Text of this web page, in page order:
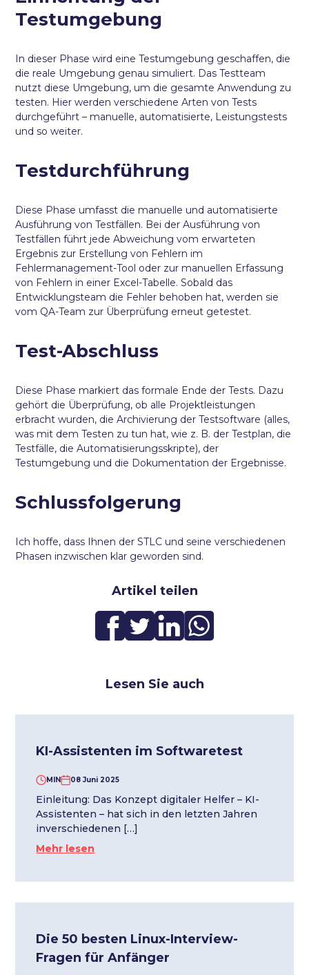
Artikel teilen
Testumgebung
In dieser Phase wird eine Testumgebung geschaffen, die
die reale Umgebung genau simuliert. Das Testteam
nutzt diese Umgebung, um die gesamte Anwendung zu
testen. Hier werden verschiedene Arten von Tests
durchgeführt – manuelle, automatisierte, Leistungstests
und so weiter.
Testdurchführung
Diese Phase umfasst die manuelle und automatisierte
Ausführung von Testfällen. Bei der Ausführung von
Testfällen führt jede Abweichung vom erwarteten
Ergebnis zur Erstellung von Fehlern im
Fehlermanagement-Tool oder zur manuellen Erfassung
von Fehlern in einer Excel-Tabelle. Sobald das
Entwicklungsteam die Fehler behoben hat, werden sie
vom QA-Team zur Überprüfung erneut getestet.
Test-Abschluss
Diese Phase markiert das formale Ende der Tests. Dazu
gehört die Überprüfung, ob alle Projektleistungen
erbracht wurden, die Archivierung der Testsoftware (alles,
was mit dem Testen zu tun hat, wie z. B. der Testplan, die
Testfälle, die Automatisierungsskripte), der
Testumgebung und die Dokumentation der Ergebnisse.
Schlussfolgerung
Ich hoffe, dass Ihnen der STLC und seine verschiedenen
Phasen inzwischen klar geworden sind.
Lesen Sie auch
KI-Assistenten im Softwaretest
MIN 08 Juni 2025
Einleitung: Das Konzept digitaler Helfer – KI-
Assistenten – hat sich in den letzten Jahren
inverschiedenen […]
Mehr lesen
Die 50 besten Linux-Interview-
Fragen für Anfänger